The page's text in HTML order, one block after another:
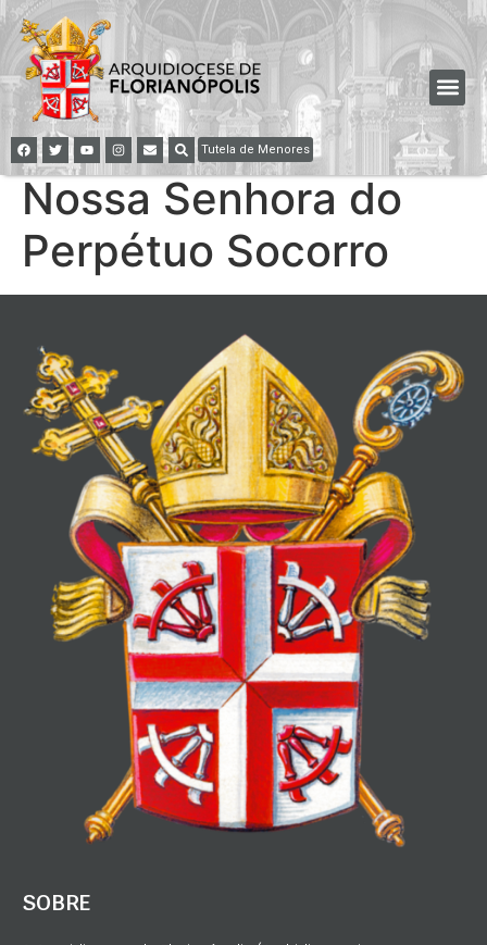
Tutela de Menores
Nossa Senhora do
Perpétuo Socorro
SOBRE